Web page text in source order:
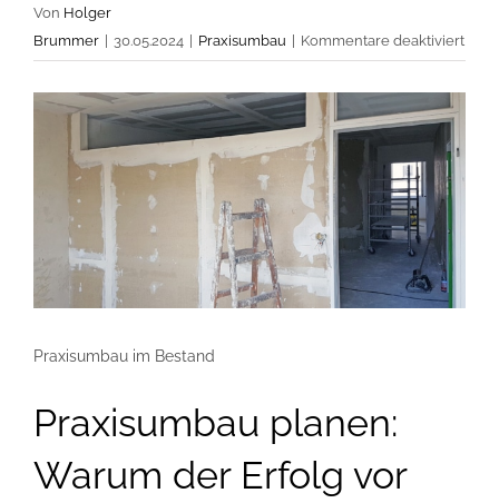
Von Holger
Brummer
30.05.2024 Praxisumbau Kommentare deaktiviertfür
Praxisumbau im Bestand
Praxisumbau planen:
Warum der Erfolg vor